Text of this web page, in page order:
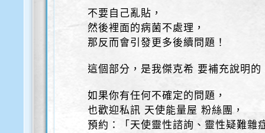
不要自己亂貼，
然後裡面的病菌不處理，
那反而會引發更多後續問題！
這個部分，是我傑克希 要補充說明的
如果你有任何不確定的問題，
也歡迎私訊 天使能量屋 粉絲團，
預約：「天使靈性諮詢、靈性疑難雜